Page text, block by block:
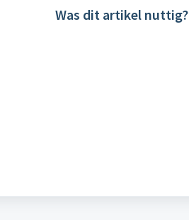
Was dit artikel nuttig?